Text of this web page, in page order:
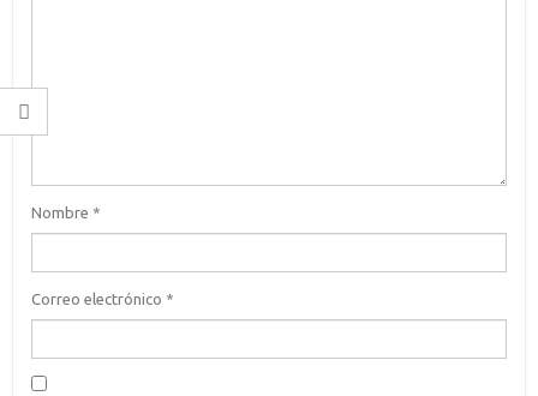
Nombre *
Correo electrónico *